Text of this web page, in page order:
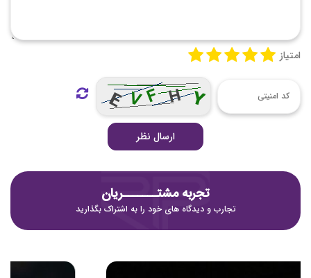
امتیاز
ارسال نظر
تجربه مشتـــــــریان
تجارب و دیدگاه های خود را به اشتراک بگذارید